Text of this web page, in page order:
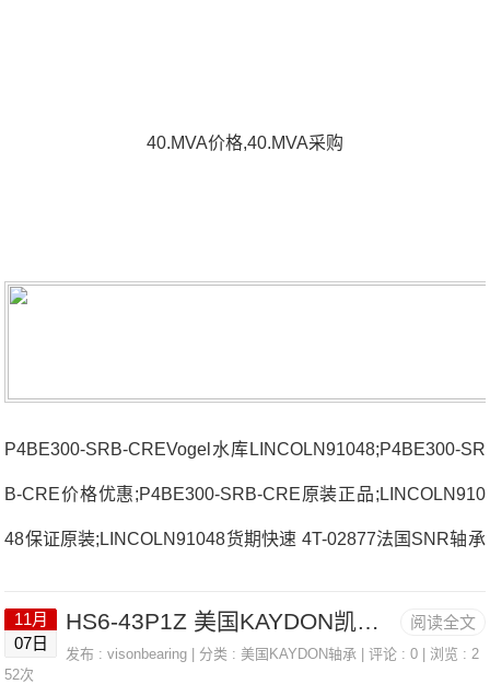
40.MVA价格,40.MVA采购
P4BE300-SRB-CREVogel水库LINCOLN91048;P4BE300-SR
B-CRE价格优惠;P4BE300-SRB-CRE原装正品;LINCOLN910
48保证原装;LINCOLN91048货期快速 4T-02877法国SNR轴承
法国SNR轴承40.MVA价格7022.V.Q30J74D23218.EMW33C3
法国SNR轴承40.MVA参数40.MVA价格,40.MVA采购 热销型号
阅读全文
11月
07日
HS6-43P1Z 美国KAYDON凯顿轴承 KF060CN0
发布 :visonbearing | 分类 :美国KAYDON轴承 | 评论 : 0 | 浏览 : 2
52次